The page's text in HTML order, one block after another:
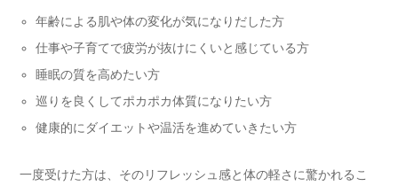
年齢による肌や体の変化が気になりだした方
仕事や子育てで疲労が抜けにくいと感じている方
睡眠の質を高めたい方
巡りを良くしてポカポカ体質になりたい方
健康的にダイエットや温活を進めていきたい方
一度受けた方は、そのリフレッシュ感と体の軽さに驚かれるこ